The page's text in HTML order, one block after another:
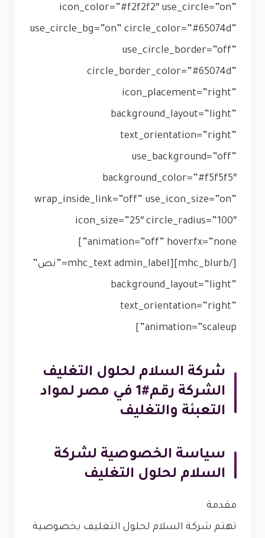
icon_color=”#f2f2f2″ use_circle=”on”
use_circle_bg=”on” circle_color=”#65074d”
use_circle_border=”off”
circle_border_color=”#65074d”
icon_placement=”right”
background_layout=”light”
text_orientation=”right”
use_background=”off”
background_color=”#f5f5f5″
wrap_inside_link=”off” use_icon_size=”on”
icon_size=”25″ circle_radius=”100″
animation=”off” hoverfx=”none”]
[/mhc_blurb][mhc_text admin_label=”نص”
background_layout=”light”
text_orientation=”right”
animation=”scaleup”]
شركة السلام لحلول التغليف
الشركة رقم#1 في مصر لمواد
التعبئة والتغليف
سياسة الخصوصية لشركة
السلام لحلول التغليف
مقدمة
تهتم شركة السلام لحلول التغليف بخصوصية